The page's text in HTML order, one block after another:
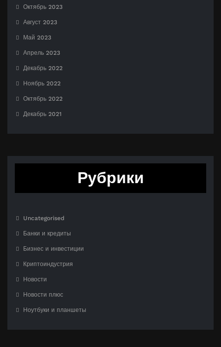
Октябрь 2023
Август 2023
Май 2023
Апрель 2023
Декабрь 2022
Ноябрь 2022
Октябрь 2022
Декабрь 2021
Рубрики
Uncategorised
Банки и кредиты
Бизнес и инвестиции
Криптоиндустрия
Новости
Новости плюс
Ноутбуки и планшеты